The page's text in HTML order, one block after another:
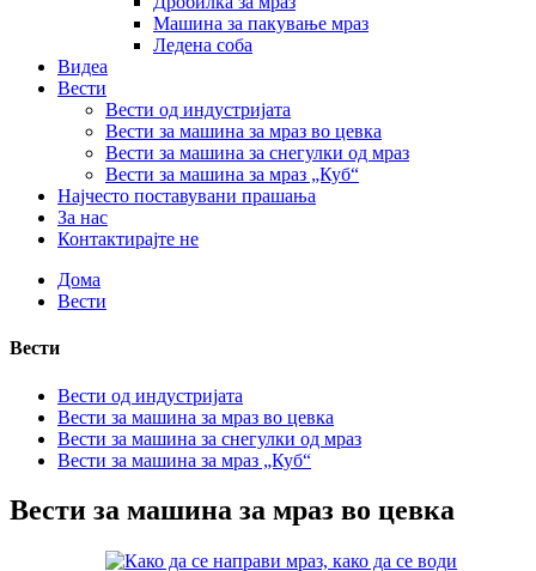
Машина за пакување мраз
Ледена соба
Видеа
Вести
Вести од индустријата
Вести за машина за мраз во цевка
Вести за машина за снегулки од мраз
Вести за машина за мраз „Куб“
Најчесто поставувани прашања
За нас
Контактирајте не
Дома
Вести
Вести
Вести од индустријата
Вести за машина за мраз во цевка
Вести за машина за снегулки од мраз
Вести за машина за мраз „Куб“
Вести за машина за мраз во цевка